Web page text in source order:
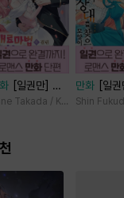
[일권만] 매
법에 걸린 척
꾼이 되었습니
Takada / Koki Fuyutsuki
만화
[일
하께서는
Shin